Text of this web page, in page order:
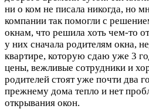
ни о ком не писала никогда, но
компании так помогли с
окнам, что решила хоть чем-то
у них сначала родителям окна,
квартире, которую сдаю уже 3
цены, вежливые сотрудники и
родителей стоят уже почти два
прежнему дома тепло и нет
открывания окон.